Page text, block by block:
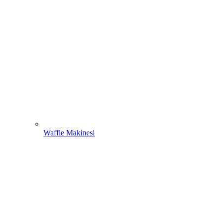
Waffle Makinesi